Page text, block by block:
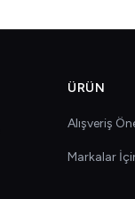
ÜRÜN
Alışveriş
Markalar